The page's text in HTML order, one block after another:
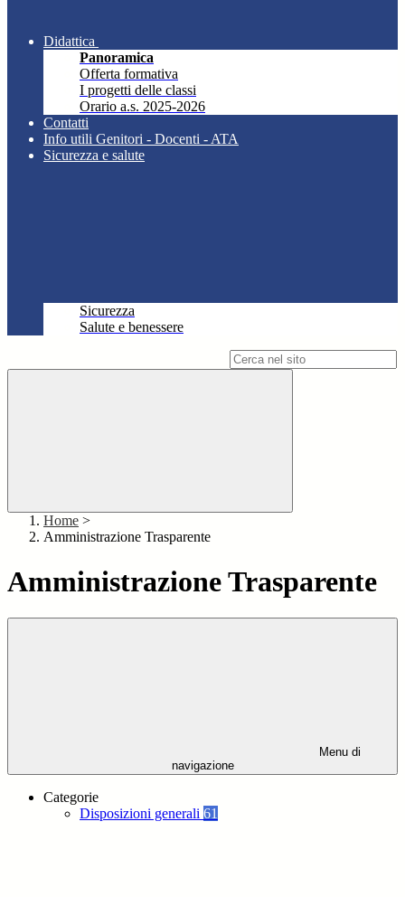
Didattica
Panoramica
Offerta formativa
I progetti delle classi
Orario a.s. 2025-2026
Contatti
Info utili Genitori - Docenti - ATA
Sicurezza e salute
Sicurezza
Salute e benessere
Home >
Amministrazione Trasparente
Amministrazione Trasparente
Menu di
navigazione
Categorie
Disposizioni generali 61